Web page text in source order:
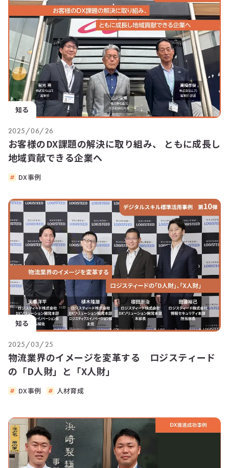
知る
2025/06/26
お客様のDX課題の解決に取り組み、 ともに成長し
地域貢献できる企業へ
DX事例
知る
2025/03/25
物流業界のイメージを変革する ロジスティード
の「D人財」と「X人財」
DX事例 人材育成